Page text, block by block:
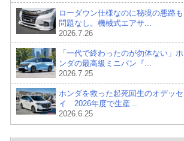
ローダウン仕様なのに秘境の悪路も
問題なし。機械式エアサ...
2026.7.26
「一代で終わったのが勿体ない」ホ
ンダの最高級ミニバン『...
2026.7.25
ホンダを救った起死回生のオデッセ
イ 2026年度で生産...
2026.6.25